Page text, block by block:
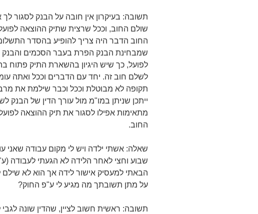
תשובה: בעיקרון אין חובה על הבנק לסגור
שולם החוב, וככל שרצית שתיק ההוצאה
החוב הדבר היה צריך להופיע בהסדר
שמבחינת הבנק הפרת בעבר הסכמים והבנק
לפועל, כך שיש היגיון בהשארת התיק פתוח
לשלם חוב זה. יחד עם הדברים וככל ואתה
תקופה לא מבוטלת וככל וכבר שילמת את
ייתכן שניתן במו"מ מול עורך הדין של הבנק
מתאימות אפילו לסגור את תיק ההוצאה
החוב.
שאלה: אשתי ילדה ויש לי מקום עבודה
שבוע וחצי לאחר הלידה לא הגעתי לעבודה
הבאתי למעסיק אישור לידה אך הוא לא
על מתן תשובתך מה מגיע לי ע"פ החוק?
תשובה: ראשית חשוב לציין, שהדין שונה לגבי